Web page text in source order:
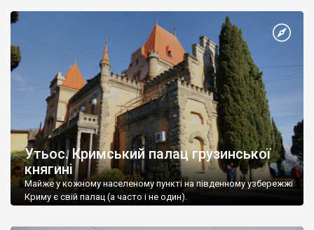
Утьос. Кримський палац грузинської
княгині
Майже у кожному населеному пункті на південному узбережжі
Криму є свій палац (а часто і не один).